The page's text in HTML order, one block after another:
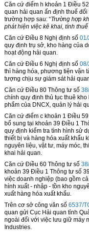
Căn cứ điểm h khoản 1 Điều
quan hải quan ấn định thuế
trường hợp sau: “Trường hợp
phát hiện việc kê khai, tính
Căn cứ Điều 8 Nghị định số
quy định trụ sở, kho hàng của
hoạt động hải quan.
Căn cứ Điều 6 Nghị định số
thì hàng hóa, phương tiện vận
tượng chịu sự giám sát hải
Căn cứ Điều 80 Thông tư số
chính quy định thủ tục thuê
phẩm của DNCX, quản lý hải
Căn cứ điểm c khoản 1 Điều
bổ sung tại khoản 39 Điều 1
quy định kiểm tra tình hình sử
thiết bị và hàng hóa xuất khẩu
nguyên liệu, vật tư, máy móc,
khai hải quan.
Căn cứ Điều 60 Thông tư số
khoản 39 Điều 1 Thông tư số
việc doanh nghiệp (bao gồm
hình xuất - nhập - tồn kho
xuất hàng hóa xuất khẩu.
Trên cơ sở công văn số 6537/
quan gửi Cục Hải quan tỉnh
ngoài đối với việc lưu giữ máy
Industries.